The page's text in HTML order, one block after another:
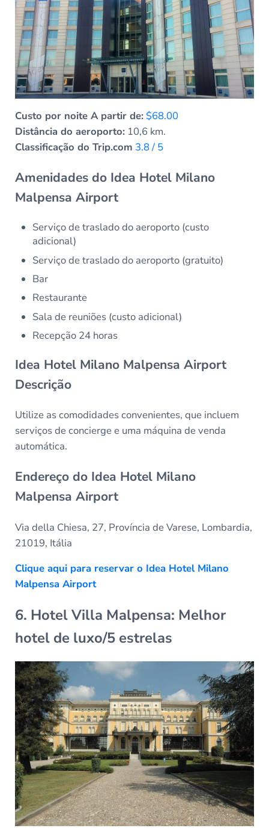
Custo por noite A partir de: $68.00
Distância do aeroporto:10,6 km.
Classificação do Trip.com 3.8 / 5
Amenidades do Idea Hotel Milano
Malpensa Airport
Serviço de traslado do aeroporto (custo
adicional)
Serviço de traslado do aeroporto (gratuito)
Bar
Restaurante
Sala de reuniões (custo adicional)
Recepção 24 horas
Idea Hotel Milano Malpensa Airport
Descrição
Utilize as comodidades convenientes, que incluem
serviços de concierge e uma máquina de venda
automática.
Endereço do Idea Hotel Milano
Malpensa Airport
Via della Chiesa, 27, Província de Varese, Lombardia,
21019, Itália
Clique aqui para reservar o Idea Hotel Milano
Malpensa Airport
6. Hotel Villa Malpensa: Melhor
hotel de luxo/5 estrelas